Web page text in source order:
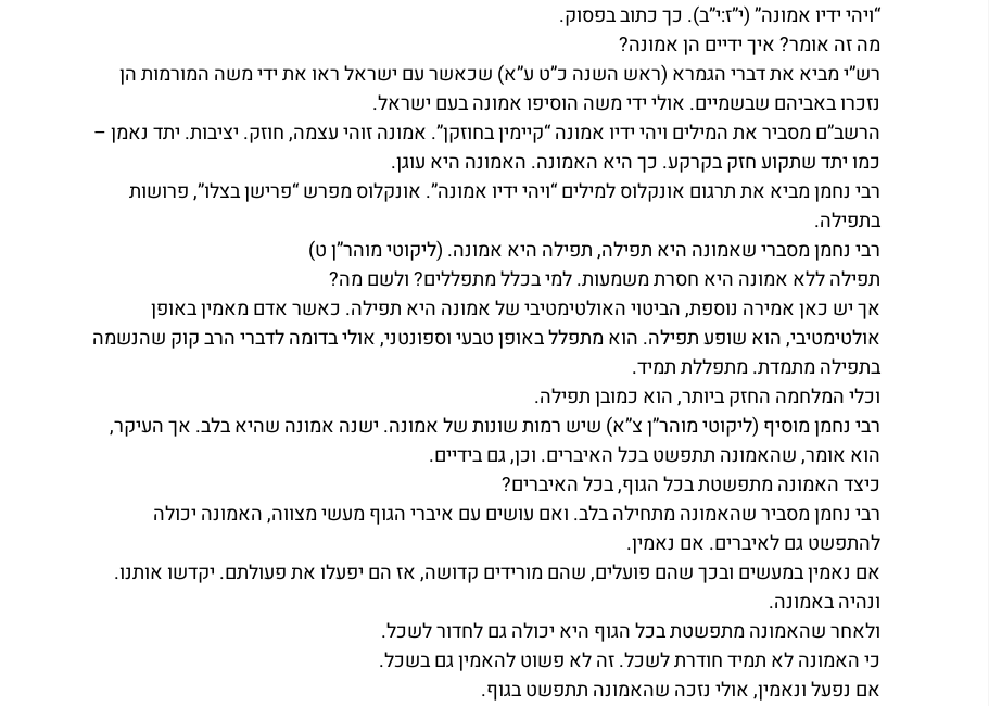
“ויהי ידיו אמונה” (י”ז:י”ב). כך כתוב בפסוק.
מה זה אומר? איך ידיים הן אמונה?
רש”י מביא את דברי הגמרא (ראש השנה כ”ט ע”א) שכאשר עם ישראל ראו את ידי משה המורמות הן
נזכרו באביהם שבשמיים. אולי ידי משה הוסיפו אמונה בעם ישראל.
הרשב”ם מסביר את המילים ויהי ידיו אמונה “קיימין בחוזקן”. אמונה זוהי עצמה, חוזק. יציבות. יתד נאמן –
כמו יתד שתקוע חזק בקרקע. כך היא האמונה. האמונה היא עוגן.
רבי נחמן מביא את תרגום אונקלוס למילים “ויהי ידיו אמונה”. אונקלוס מפרש “פרישן בצלו”, פרושות
בתפילה.
רבי נחמן מסברי שאמונה היא תפילה, תפילה היא אמונה. (ליקוטי מוהר”ן ט)
תפילה ללא אמונה היא חסרת משמעות. למי בכלל מתפללים? ולשם מה?
אך יש כאן אמירה נוספת, הביטוי האולטימטיבי של אמונה היא תפילה. כאשר אדם מאמין באופן
אולטימטיבי, הוא שופע תפילה. הוא מתפלל באופן טבעי וספונטני, אולי בדומה לדברי הרב קוק שהנשמה
בתפילה מתמדת. מתפללת תמיד.
וכלי המלחמה החזק ביותר, הוא כמובן תפילה.
רבי נחמן מוסיף (ליקוטי מוהר”ן צ”א) שיש רמות שונות של אמונה. ישנה אמונה שהיא בלב. אך העיקר,
הוא אומר, שהאמונה תתפשט בכל האיברים. וכן, גם בידיים.
כיצד האמונה מתפשטת בכל הגוף, בכל האיברים?
רבי נחמן מסביר שהאמונה מתחילה בלב. ואם עושים עם איברי הגוף מעשי מצווה, האמונה יכולה
להתפשט גם לאיברים. אם נאמין.
אם נאמין במעשים ובכך שהם פועלים, שהם מורידים קדושה, אז הם יפעלו את פעולתם. יקדשו אותנו.
ונהיה באמונה.
ולאחר שהאמונה מתפשטת בכל הגוף היא יכולה גם לחדור לשכל.
כי האמונה לא תמיד חודרת לשכל. זה לא פשוט להאמין גם בשכל.
אם נפעל ונאמין, אולי נזכה שהאמונה תתפשט בגוף.